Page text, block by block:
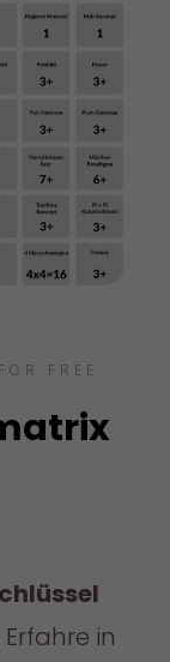
FREE
Erfahre in